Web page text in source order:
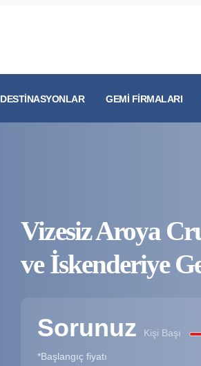
DESTINASYONLAR GEMI FIRMALARI
Vizesiz Aroya
ve İskenderiye
Sorunuz Kişi Başı
*Başlangıç fiyatı